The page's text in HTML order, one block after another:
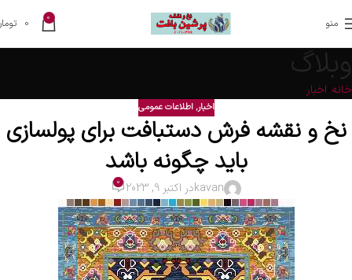
منو 0
0
وبلاگ
خانه اخبار
اخبار,اطلاعات عمومی
نخ و نقشه فرش دستبافت برای پولسازی
باید چگونه باشد
kavanدر اکتبر 9, 2023 0